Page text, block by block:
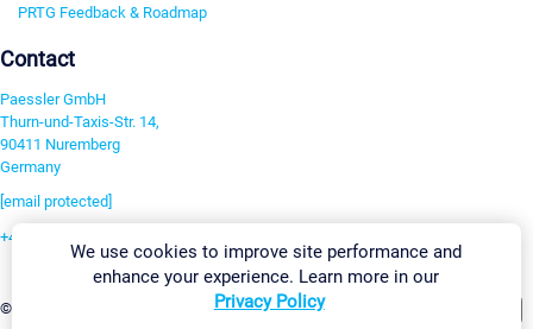
PRTG Feedback & Roadmap
Contact
Paessler GmbH
Thurn-und-Taxis-Str. 14,
90411 Nuremberg
Germany
[email protected]
+49 911 93775-0
©2026 Paessler GmbH Terms & ConditionsPrivacy Policy
We use cookies to improve site performance and
enhance your experience. Learn more in our
Privacy Policy